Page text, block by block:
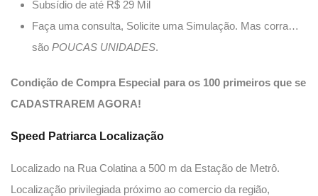
Subsídio de até R$ 29 Mil
Faça uma consulta, Solicite uma Simulação. Mas corra…
são POUCAS UNIDADES.
Condição de Compra Especial para os 100 primeiros que se
CADASTRAREM AGORA!
Speed Patriarca Localização
Localizado na Rua Colatina a 500 m da Estação de Metrô.
Localização privilegiada próximo ao comercio da região,